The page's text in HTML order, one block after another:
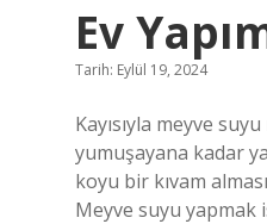
Ev
Tarih: Eylül 19, 2024
Kayısıyla meyve
yumuşayana kadar
koyu bir kıvam
Meyve suyu yapmak